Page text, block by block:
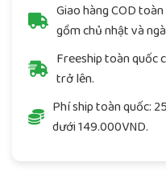
Giao hàng COD
gồm chủ nhật và
Freeship toàn quốc
trở lên.
Phí ship toàn quốc:
dưới 149.000VND.